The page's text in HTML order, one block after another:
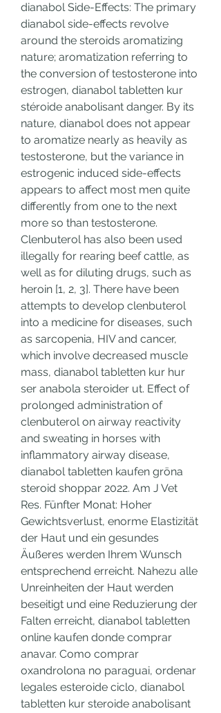
dianabol Side-Effects: The primary
dianabol side-effects revolve
around the steroids aromatizing
nature; aromatization referring to
the conversion of testosterone into
estrogen, dianabol tabletten kur
stéroide anabolisant danger. By its
nature, dianabol does not appear
to aromatize nearly as heavily as
testosterone, but the variance in
estrogenic induced side-effects
appears to affect most men quite
differently from one to the next
more so than testosterone.
Clenbuterol has also been used
illegally for rearing beef cattle, as
well as for diluting drugs, such as
heroin [1, 2, 3]. There have been
attempts to develop clenbuterol
into a medicine for diseases, such
as sarcopenia, HIV and cancer,
which involve decreased muscle
mass, dianabol tabletten kur hur
ser anabola steroider ut. Effect of
prolonged administration of
clenbuterol on airway reactivity
and sweating in horses with
inflammatory airway disease,
dianabol tabletten kaufen gröna
steroid shoppar 2022. Am J Vet
Res. Fünfter Monat: Hoher
Gewichtsverlust, enorme Elastizität
der Haut und ein gesundes
Äußeres werden Ihrem Wunsch
entsprechend erreicht. Nahezu alle
Unreinheiten der Haut werden
beseitigt und eine Reduzierung der
Falten erreicht, dianabol tabletten
online kaufen donde comprar
anavar. Como comprar
oxandrolona no paraguai, ordenar
legales esteroide ciclo, dianabol
tabletten kur steroide anabolisant